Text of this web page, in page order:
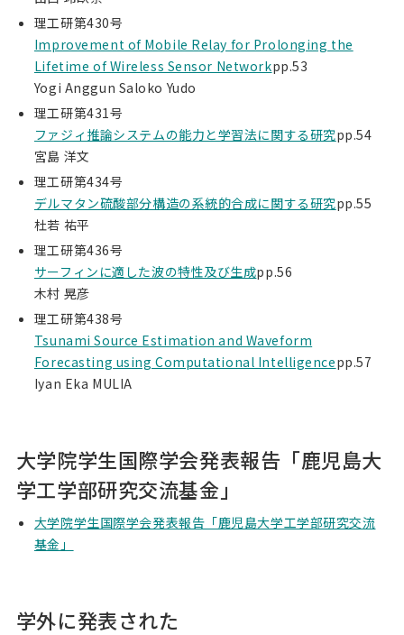
理工研第430号
Improvement of Mobile Relay for Prolonging the
Lifetime of Wireless Sensor Networkpp.53
Yogi Anggun Saloko Yudo
理工研第431号
ファジィ推論システムの能力と学習法に関する研究pp.54
宮島 洋文
理工研第434号
デルマタン硫酸部分構造の系統的合成に関する研究pp.55
杜若 祐平
理工研第436号
サーフィンに適した波の特性及び生成pp.56
木村 晃彦
理工研第438号
Tsunami Source Estimation and Waveform
Forecasting using Computational Intelligencepp.57
Iyan Eka MULIA
大学院学生国際学会発表報告「鹿児島大
学工学部研究交流基金」
大学院学生国際学会発表報告「鹿児島大学工学部研究交流
基金」
学外に発表された